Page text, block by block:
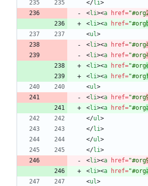
</li>
<li><a href="#org
<li><a href="#org
<ul>
<li><a href="#org
<li><a href="#org
<li><a href="#org
<li><a href="#org
<ul>
<li><a href="#org
<li><a href="#org
</ul>
</li>
</ul>
</li>
<li><a href="#org
<li><a href="#org
<ul>